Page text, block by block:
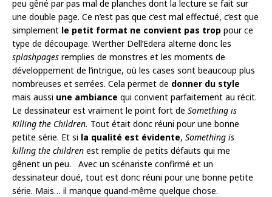
peu gêné par pas mal de planches dont la lecture se fait sur
une double page. Ce n’est pas que c’est mal effectué, c’est que
simplement le petit format ne convient pas trop pour ce
type de découpage. Werther Dell’Edera alterne donc les
splashpages remplies de monstres et les moments de
développement de l’intrigue, où les cases sont beaucoup plus
nombreuses et serrées. Cela permet de donner du style
mais aussi une ambiance qui convient parfaitement au récit.
Le dessinateur est vraiment le point fort de Something is
Killing the Children. Tout était donc réuni pour une bonne
petite série. Et si la qualité est évidente, Something is
killing the children est remplie de petits défauts qui me
gênent un peu. Avec un scénariste confirmé et un
dessinateur doué, tout est donc réuni pour une bonne petite
série. Mais… il manque quand-même quelque chose.